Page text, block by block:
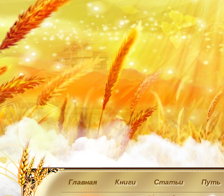
Главная Книги Статьи Путь